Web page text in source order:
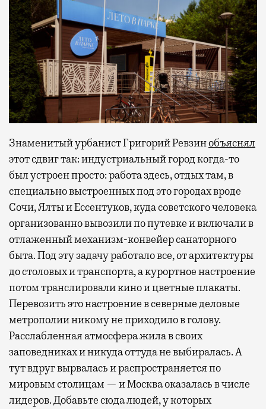
Знаменитый урбанист Григорий Ревзинобъяснял
этот сдвиг так: индустриальный город когда-то
был устроен просто: работа здесь, отдых там, в
специально выстроенных под это городах вроде
Сочи, Ялты и Ессентуков, куда советского человека
организованно вывозили по путевке и включали в
отлаженный механизм-конвейер санаторного
быта. Под эту задачу работало все, от архитектуры
до столовых и транспорта, а курортное настроение
потом транслировали кино и цветные плакаты.
Перевозить это настроение в северные деловые
метрополии никому не приходило в голову.
Расслабленная атмосфера жила в своих
заповедниках и никуда оттуда не выбиралась. А
тут вдруг вырвалась и распространяется по
мировым столицам — и Москва оказалась в числе
лидеров. Добавьте сюда людей, у которых